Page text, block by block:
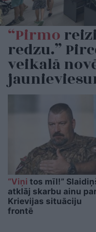
“Pirmo
redzu.”
veikalā
“Viņi tos mīl!”
atklāj skarbu ainu
Krievijas situāciju
frontē